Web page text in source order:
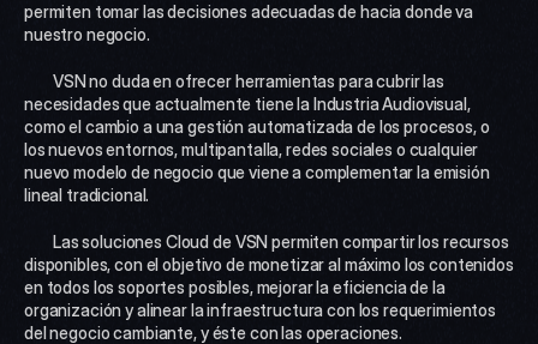
permiten tomar las decisiones adecuadas de hacia donde va
nuestro negocio.
necesidades que actualmente tiene la Industria Audiovisual,
como el cambio a una gestión automatizada de los procesos, o
los nuevos entornos, multipantalla, redes sociales o cualquier
nuevo modelo de negocio que viene a complementar la emisión
lineal tradicional.
disponibles, con el objetivo de monetizar al máximo los contenidos
en todos los soportes posibles, mejorar la eficiencia de la
organización y alinear la infraestructura con los requerimientos
del negocio cambiante, y éste con las operaciones.